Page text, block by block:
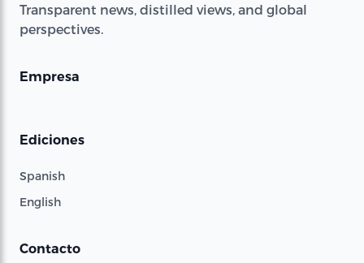
Transparent news, distilled views, and global
perspectives.
Empresa
Ediciones
Spanish
English
Contacto